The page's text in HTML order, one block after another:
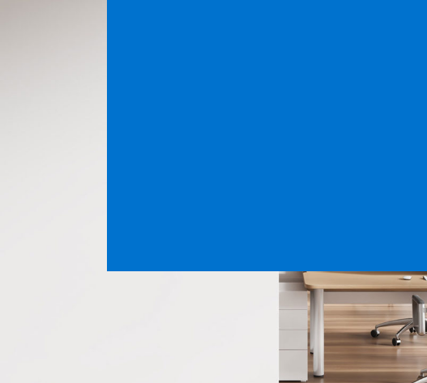
Además, buscamos ayudar de manera integral en todas las
de la oficina moderna ofreciendo
y servicios de instalación y venta de
soluciones audiovisuales
para digitalizar
espacios de trabajo. Asimismo, te ofrecemos unatienda onlinecon
todo tu material de oficina, material de papelería e informática.